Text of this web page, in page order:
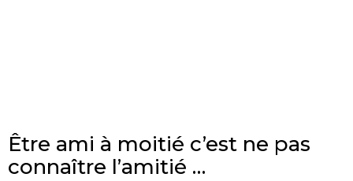
Être ami à moitié c’est ne pas
connaître l’amitié …